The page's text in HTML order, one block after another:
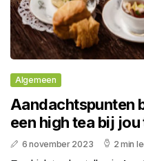
Algemeen
Aandachtspunten
een high tea bij jou
6 november 2023 2 min